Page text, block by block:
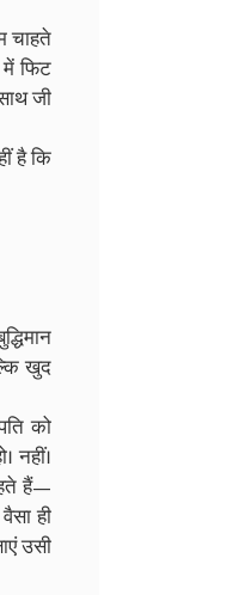
चाहते
में फिट
जी
है कि
खुद
को
नहीं।
हैं—
ही
उसी